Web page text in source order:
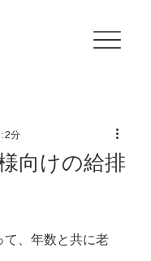
向けの給排
2分